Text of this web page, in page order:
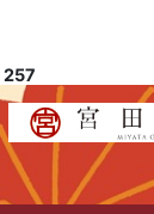
257